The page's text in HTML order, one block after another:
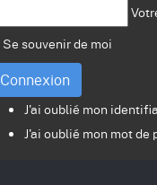
Se souvenir de moi
Connexion
J'ai oublié mon
J'ai oublié mon mot de